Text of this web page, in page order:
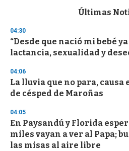
d
s
o
f
3
s
e
c
n
d
Últimas
04:30
“Desde que nació mi bebé
lactancia, sexualidad y
04:06
La lluvia que no para, causa
de césped de Maroñas
04:05
En Paysandú y Florida
miles vayan a ver al Papa;
las misas al aire libre